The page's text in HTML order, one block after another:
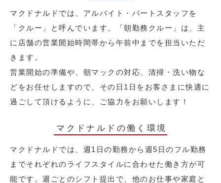
マクドナルドでは、アルバイト・パートスタッフを
「クルー」と呼んでいます。「朝勤務クルー」は、主
に店舗の営業開始時間帯から午前中までを担当いただ
きます。
営業開始の準備や、朝マックの対応、清掃・洗い物な
どをお任せしますので、その日1日をお客さまに快適に
過ごして頂けるように、ご協力をお願いします！
マクドナルドの働く環境
マクドナルドでは、週1日の勤務から週5日のフル勤務
までそれぞれのライフスタイルに合わせた働き方が可
能です。週ごとのシフト提出で、他のお仕事や家庭と